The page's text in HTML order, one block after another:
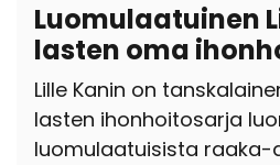
Luomulaatuinen
lasten oma
Lille Kanin on
lasten ihonhoitosarja
luomulaatuisista raaka-